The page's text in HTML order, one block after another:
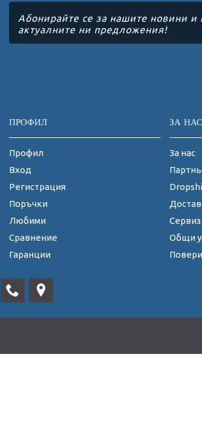
Абонирайте се за нашите новини
актуалните ни предложения!
ПРОФИЛ
Профил
Вход
Регистрация
Поръчки
Любими
Сравнение
Гаранции
ЗА НАС
За нас
Сервиз
Общи